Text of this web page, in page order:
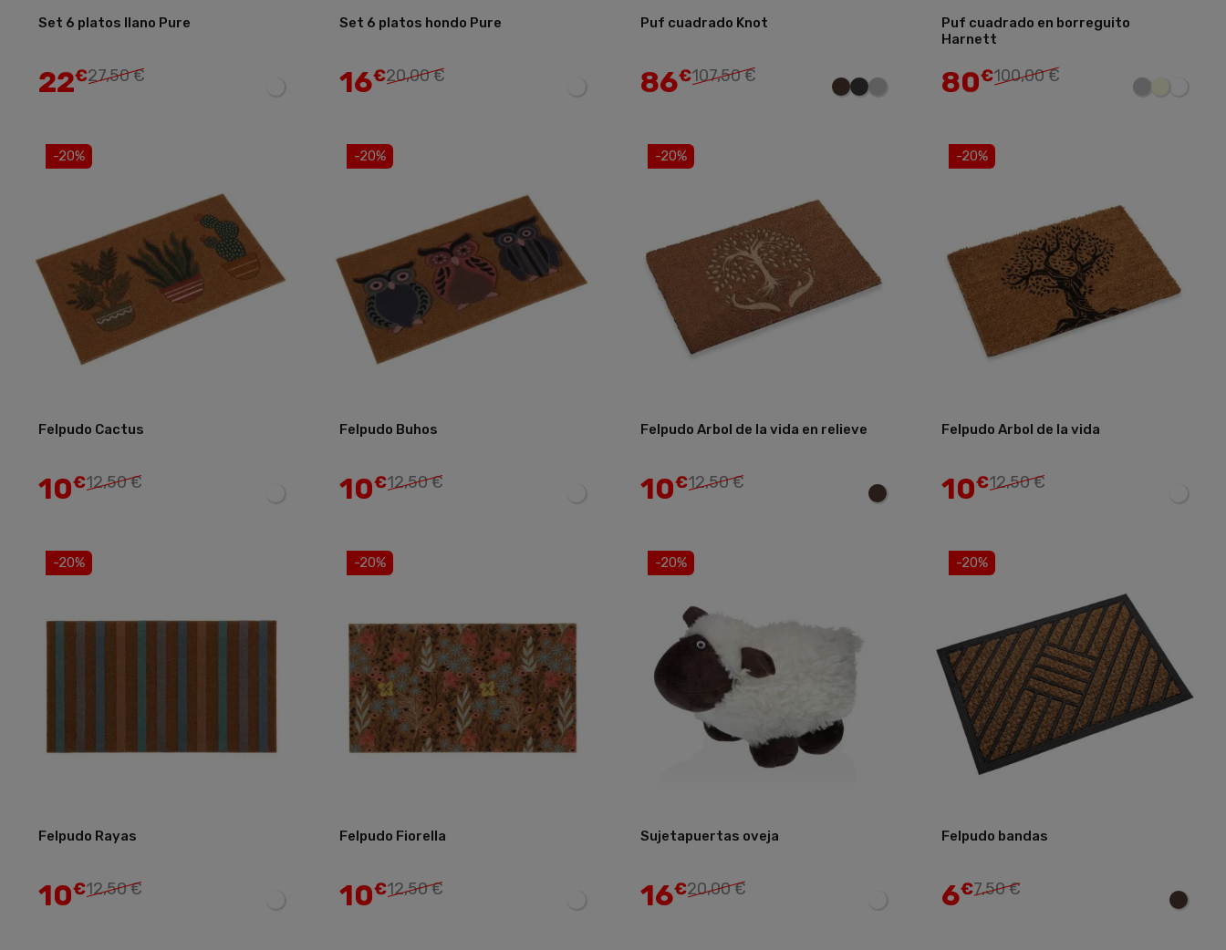
Set 6 platos llano Pure
22€27,50 €
Set 6 platos hondo Pure
16€20,00 €
Puf cuadrado Knot
86€107,50 €
Puf cuadrado en borreguito
Harnett
80€100,00 €
Felpudo Cactus
10€12,50 €
-20%
Felpudo Buhos
10€12,50 €
-20%
Felpudo Arbol de la vida en relieve
10€12,50 €
-20%
Felpudo Arbol de la vida
10€12,50 €
-20%
Felpudo Rayas
10€12,50 €
-20%
Felpudo Fiorella
10€12,50 €
-20%
Sujetapuertas oveja
16€20,00 €
-20%
Felpudo bandas
6€7,50 €
-20%